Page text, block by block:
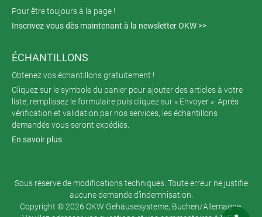
Pour être toujours à la page !
Inscrivez-vous dès maintenant à la newsletter OKW >>
ÉCHANTILLONS
Obtenez vos échantillons gratuitement !
Cliquez sur le symbole du panier pour ajouter des articles à votre
liste, remplissez le formulaire puis cliquez sur « Envoyer ». Après
vérification et validation par nos services, les échantillons
demandés vous seront expédiés.
En savoir plus
Sous réserve de modifications techniques. Toute erreur ne justifie
aucune demande d’indemnisation.
Copyright © 2026 OKW Gehäusesysteme, Buchen/Allemagne.